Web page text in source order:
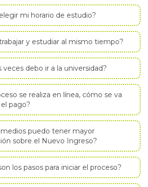
mi horario de estudio?
y estudiar al mismo tiempo?
veces debo ir a la universidad?
se realiza en línea, cómo se va
pago?
puedo tener mayor
sobre el Nuevo Ingreso?
los pasos para iniciar el proceso?